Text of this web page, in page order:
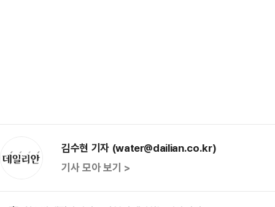
김수현 기자 (water@dailian.co.kr)
기사 모아 보기 >